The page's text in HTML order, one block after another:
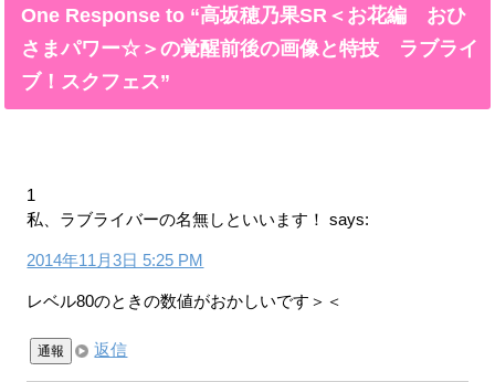
One Response to “高坂穂乃果SR＜お花編 おひ
さまパワー☆＞の覚醒前後の画像と特技 ラブライ
ブ！スクフェス”
1
私、ラブライバーの名無しといいます！
says:
2014年11月3日 5:25 PM
レベル80のときの数値がおかしいです＞＜
通報 返信